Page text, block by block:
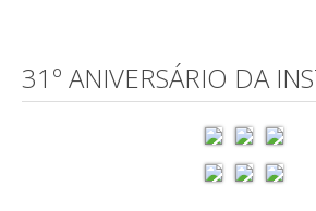
31º ANIVERSÁRIO DA